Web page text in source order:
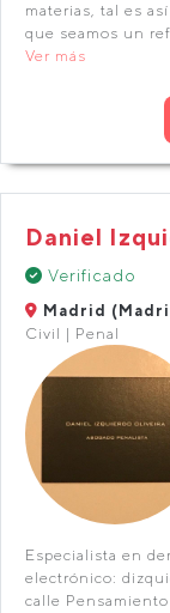
materias, tal es
que seamos un
Ver más
Daniel
Verificado
Madrid
Civil | Penal
Especialista en
electrónico:
calle